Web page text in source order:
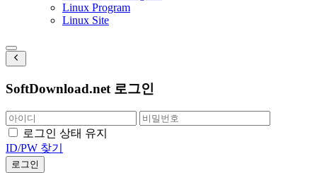
Linux Program
Linux Site
SoftDownload.net 로그인
로그인 상태 유지
ID/PW 찾기
로그인